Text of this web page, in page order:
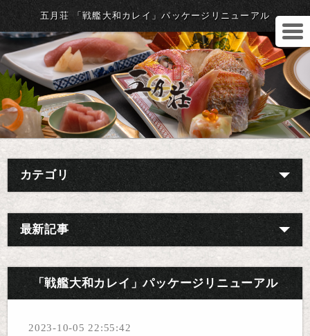
五月荘 「戦艦大和カレイ」パッケージリニューアル
カテゴリ
最新記事
「戦艦大和カレイ」パッケージリニューアル
2023-10-05 22:55:42